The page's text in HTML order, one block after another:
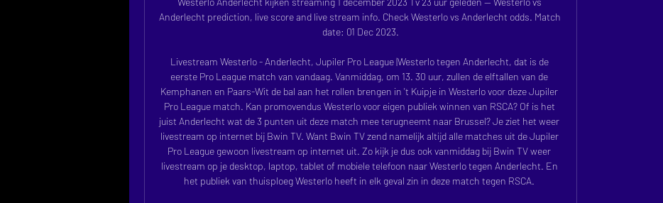
Anderlecht prediction, live score and live stream info. Check Westerlo vs Anderlecht odds. Match
date: 01 Dec 2023.
Livestream Westerlo - Anderlecht, Jupiler Pro League |Westerlo tegen Anderlecht, dat is de
eerste Pro League match van vandaag. Vanmiddag, om 13. 30 uur, zullen de elftallen van de
Kemphanen en Paars-Wit de bal aan het rollen brengen in 't Kuipje in Westerlo voor deze Jupiler
Pro League match. Kan promovendus Westerlo voor eigen publiek winnen van RSCA? Of is het
juist Anderlecht wat de 3 punten uit deze match mee terugneemt naar Brussel? Je ziet het weer
livestream op internet bij Bwin TV. Want Bwin TV zend namelijk altijd alle matches uit de Jupiler
Pro League gewoon livestream op internet uit. Zo kijk je dus ook vanmiddag bij Bwin TV weer
livestream op je desktop, laptop, tablet of mobiele telefoon naar Westerlo tegen Anderlecht. En
het publiek van thuisploeg Westerlo heeft in elk geval zin in deze match tegen RSCA.